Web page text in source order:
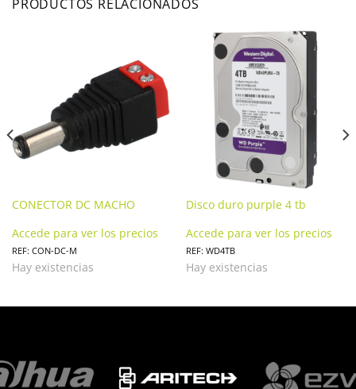
PRODUCTOS RELACIONADOS
CONECTOR DC MACHO
Accede para ver los precios
REF: CON-DC-M
Hay existencias
Disco duro purple 4 tb
Accede para ver los precios
REF: WD4TB
Hay existencias